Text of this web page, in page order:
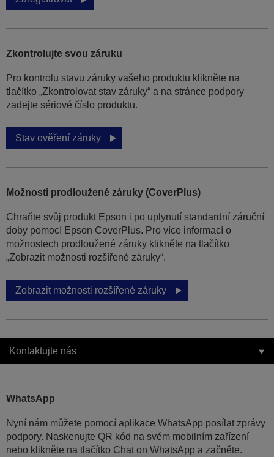
Zkontrolujte svou záruku
Pro kontrolu stavu záruky vašeho produktu klikněte na
tlačítko „Zkontrolovat stav záruky“ a na stránce podpory
zadejte sériové číslo produktu.
Stav ověření záruky
Možnosti prodloužené záruky (CoverPlus)
Chraňte svůj produkt Epson i po uplynutí standardní záruční
doby pomocí Epson CoverPlus. Pro více informací o
možnostech prodloužené záruky klikněte na tlačítko
„Zobrazit možnosti rozšířené záruky“.
Zobrazit možnosti rozšířené záruky
Kontaktujte nás
WhatsApp
Nyní nám můžete pomocí aplikace WhatsApp posílat zprávy
podpory. Naskenujte QR kód na svém mobilním zařízení
nebo klikněte na tlačítko Chat on WhatsApp a začněte.